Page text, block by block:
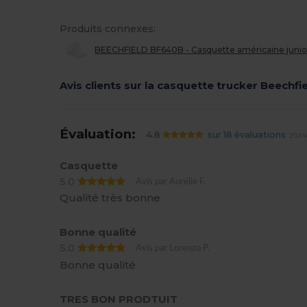
Produits connexes:
BEECHFIELD BF640B - Casquette américaine
Avis clients sur la casquette trucker
Évaluation: 4.8 sur 18 évaluations
Casquette
5.0
Qualité très bonne
Bonne qualité
5.0
Bonne qualité
TRES BON PRODTUIT